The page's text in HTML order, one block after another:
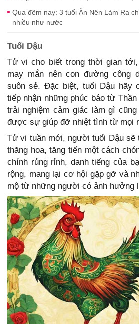
Qua đêm nay: 3 tuổi Ăn Nên Làm Ra
nhiều như nước
Tuổi Dậu
Tử vi cho biết trong thời gian
may mắn nên con đường công
suôn sẻ. Đặc biệt, tuổi Dậu hãy
tiếp nhận những phúc báo từ
trải nghiệm cảm giác làm gì
được sự giúp đỡ nhiệt tình từ mọi
Tử vi tuần mới, người tuổi Dậu sẽ
thăng hoa, tăng tiến một cách
chính rủng rỉnh, danh tiếng của
rộng, mang lại cơ hội gặp gỡ và
mộ từ những người có ảnh hưởng